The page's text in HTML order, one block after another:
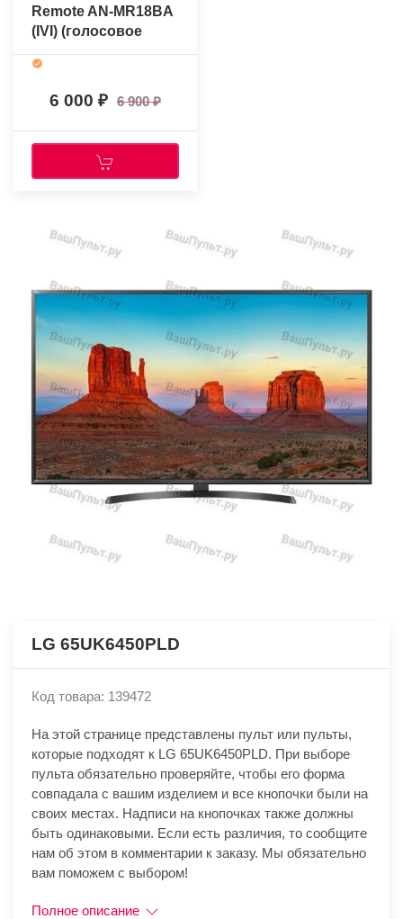
Remote AN-MR18BA
(IVI) (голосовое
управление)
(оригинальный)
6 000 6 900
LG 65UK6450PLD
Код товара: 139472
На этой странице представлены пульт или пульты,
которые подходят к LG 65UK6450PLD. При выборе
пульта обязательно проверяйте, чтобы его форма
совпадала с вашим изделием и все кнопочки были на
своих местах. Надписи на кнопочках также должны
быть одинаковыми. Если есть различия, то сообщите
нам об этом в комментарии к заказу. Мы обязательно
вам поможем с выбором!
Полное описание